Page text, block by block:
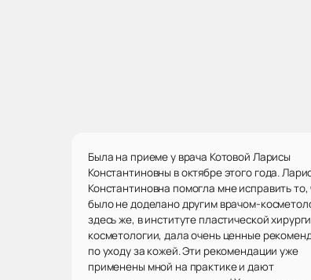
Была на приеме у врача Котовой Ларисы
Константиновны в октябре этого года.
Константиновна помогла мне исправить то,
было не доделано другим врачом-
здесь же, в институте пластической
косметологии, дала очень ценные
по уходу за кожей. Эти рекомендации уже
применены мной на практике и дают